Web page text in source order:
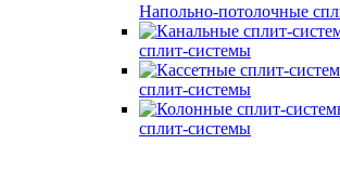
Напольно-потолочные
сплит-системы
сплит-системы
сплит-системы